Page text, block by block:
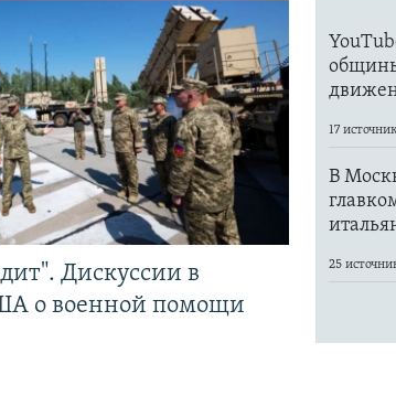
Дискуссии в
о военной помощи